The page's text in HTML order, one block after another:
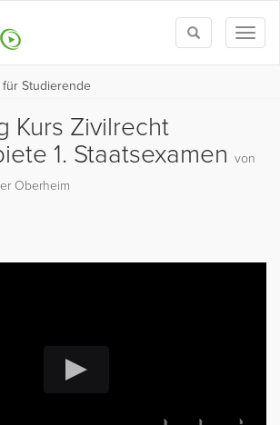
Toggle
search
Studierende
Kurs Zivilrecht
1. Staatsexamen von
Oberheim